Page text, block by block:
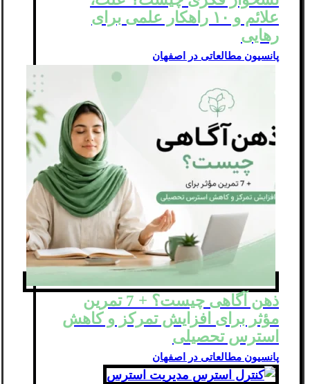
علائم و ۱۰ راهکار علمی برای
رهایی
پانسیون مطالعاتی در اصفهان
ذهن‌ آگاهی چیست؟ + 7 تمرین
مؤثر برای افزایش تمرکز و کاهش
استرس تحصیلی
پانسیون مطالعاتی در اصفهان